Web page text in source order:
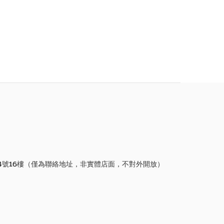
16樓（僅為聯絡地址，非實體店面，不對外開放）